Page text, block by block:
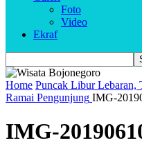
Foto
Video
Ekraf
Home Puncak Libur Lebaran,
Ramai Pengunjung IMG-
IMG-